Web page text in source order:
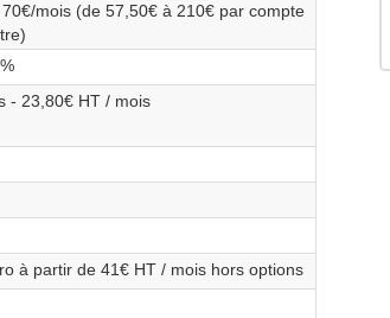
mois (de 57,50€ à 210€ par compte
- 23,80€ HT / mois
à partir de 41€ HT / mois hors options